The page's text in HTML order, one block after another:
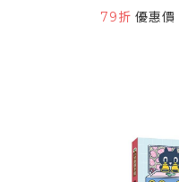
79折 優惠價